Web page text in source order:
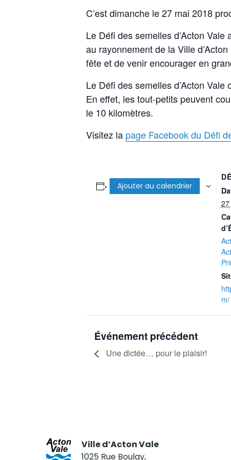
C’est dimanche le 27 mai 2018
Le Défi des semelles d’Acton
au rayonnement de la Ville
fête et de venir encourager en
Le Défi des semelles d’Acton
En effet, les tout-petits peuvent
le 10 kilomètres.
Visitez la page Facebook du Défi
Ajouter au calendrier
m/
Événement précédent
Une dictée… pour le plaisir!
Ville d’Acton Vale
1025 Rue Boulay,